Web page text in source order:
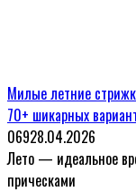
Милые летние
70+ шикарных
06928.04.2026
Лето — идеальное
прическами